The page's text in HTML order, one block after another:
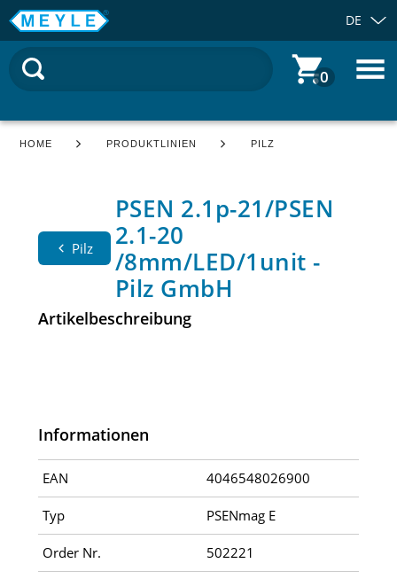
DE
0
HOME PRODUKTLINIEN PILZ
Pilz
PSEN 2.1p-21/PSEN
2.1-20
/8mm/LED/1unit -
Pilz GmbH
Artikelbeschreibung
Informationen
EAN 4046548026900
Typ PSENmag E
Order Nr. 502221